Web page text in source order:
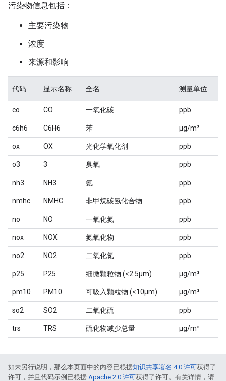
污染物信息包括：
主要污染物
浓度
来源和影响
代码 显示名称 全名 测量单位
co CO 一氧化碳 ppb
c6h6 C6H6 苯 μg/m³
ox OX 光化学氧化剂 ppb
o3 3 臭氧 ppb
nh3 NH3 氨 ppb
nmhc NMHC 非甲烷碳氢化合物 ppb
no NO 一氧化氮 ppb
nox NOX 氮氧化物 ppb
no2 NO2 二氧化氮 ppb
p25 P25 细微颗粒物 (<2.5µm) μg/m³
pm10 PM10 可吸入颗粒物 (<10µm) μg/m³
so2 SO2 二氧化硫 ppb
trs TRS 硫化物减少总量 μg/m³
如未另行说明，那么本页面中的内容已根据知识共享署名 4.0 许可获得了
许可，并且代码示例已根据 Apache 2.0 许可获得了许可。有关详情，请